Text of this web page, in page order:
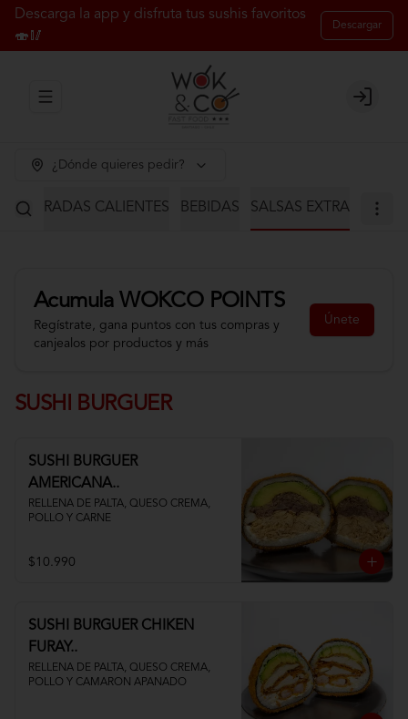
Descarga la app y disfruta tus sushis favoritos
🍣🥢
Descargar
Abrir menu de navegación Login
¿Dónde quieres pedir?
ENTRADAS CALIENTES BEBIDAS SALSAS EXTRA
Acumula WOKCO POINTS
Regístrate, gana puntos con tus compras y
canjealos por productos y más
Únete
SUSHI BURGUER
SUSHI BURGUER
AMERICANA..
RELLENA DE PALTA, QUESO CREMA,
POLLO Y CARNE
$10.990
SUSHI BURGUER CHIKEN
FURAY..
RELLENA DE PALTA, QUESO CREMA,
POLLO Y CAMARON APANADO